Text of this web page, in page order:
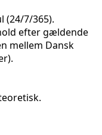
(24/7/365).
efter gældende
mellem Dansk